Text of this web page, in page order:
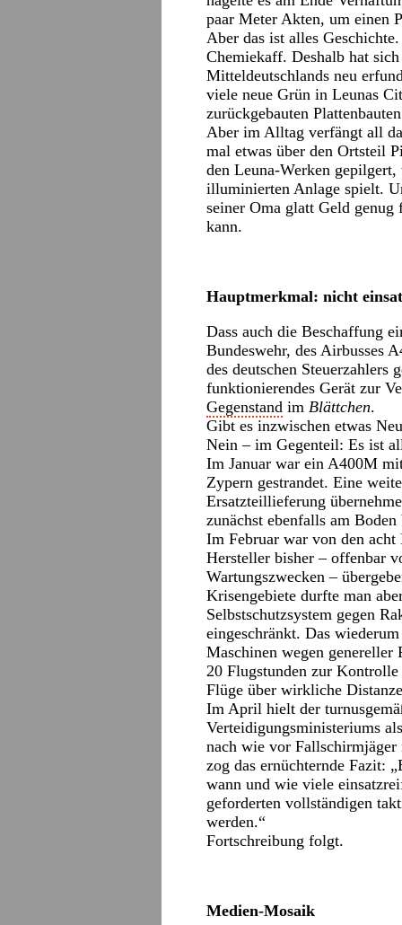
paar Meter Akten, um einen
Aber das ist alles
Chemiekaff. Deshalb hat
Mitteldeutschlands neu
viele neue Grün in Leunas
zurückgebauten
Aber im Alltag verfängt all
mal etwas über den Ortsteil
den Leuna-Werken
illuminierten Anlage spielt.
seiner Oma glatt Geld
kann.
Hauptmerkmal: nicht
Dass auch die Beschaffung
Bundeswehr, des Airbusses
des deutschen Steuerzahlers
funktionierendes Gerät zur
Gegenstand im Blättchen.
Gibt es inzwischen etwas
Nein – im Gegenteil: Es ist
Im Januar war ein A400M
Zypern gestrandet. Eine
Ersatzteillieferung
zunächst ebenfalls am
Im Februar war von den
Hersteller bisher – offenbar
Wartungszwecken –
Krisengebiete durfte man
Selbstschutzsystem gegen
eingeschränkt. Das
Maschinen wegen genereller
20 Flugstunden zur
Flüge über wirkliche
Im April hielt der
Verteidigungsministeriums
nach wie vor
zog das ernüchternde Fazit:
wann und wie viele
geforderten vollständigen
werden.“
Fortschreibung folgt.
Medien-Mosaik